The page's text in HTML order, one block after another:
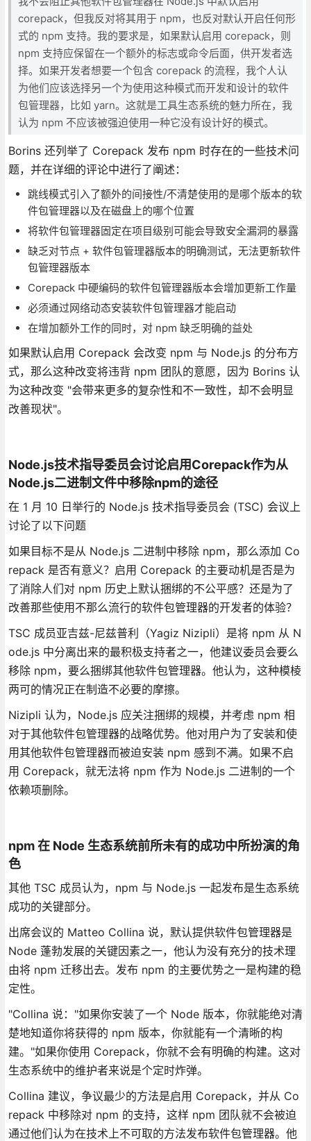
corepack，但我反对将其用于 npm，也反对默认开启任何形
式的 npm 支持。我的要求是，如果默认启用 corepack，则
npm 支持应保留在一个额外的标志或命令后面，供开发者选
择。如果开发者想要一个包含 corepack 的流程，我个人认
为他们应该选择另一个为使用这种模式而开发和设计的软件
包管理器，比如 yarn。这就是工具生态系统的魅力所在，我
认为 npm 不应该被强迫使用一种它没有设计好的模式。
Borins 还列举了 Corepack 发布 npm 时存在的一些技术问
题，并在详细的评论中进行了阐述：
跳线模式引入了额外的间接性/不清楚使用的是哪个版本的软
件包管理器以及在磁盘上的哪个位置
将软件包管理器固定在项目级别可能会导致安全漏洞的暴露
缺乏对节点 + 软件包管理器版本的明确测试，无法更新软件
包管理器版本
Corepack 中硬编码的软件包管理器版本会增加更新工作量
必须通过网络动态安装软件包管理器才能启动
在增加额外工作的同时，对 npm 缺乏明确的益处
如果默认启用 Corepack 会改变 npm 与 Node.js 的分布方
式，那么这种改变将违背 npm 团队的意愿，因为 Borins 认
为这种改变 "会带来更多的复杂性和不一致性，却不会明显
改善现状"。
Node.js技术指导委员会讨论启用Corepack作为从
Node.js二进制文件中移除npm的途径
在 1 月 10 日举行的 Node.js 技术指导委员会 (TSC) 会议上
讨论了以下问题
如果目标不是从 Node.js 二进制中移除 npm，那么添加 Co
repack 是否有意义？启用 Corepack 的主要动机是否是为
了消除人们对 npm 历史上默认捆绑的不公平感？还是为了
改善那些使用不那么流行的软件包管理器的开发者的体验？
TSC 成员亚吉兹-尼兹普利（Yagiz Nizipli）是将 npm 从 N
ode.js 中分离出来的最积极支持者之一，他建议委员会要么
移除 npm，要么捆绑其他软件包管理器。他认为，这种模棱
两可的情况正在制造不必要的摩擦。
Nizipli 认为，Node.js 应关注捆绑的规模，并考虑 npm 相
对于其他软件包管理器的战略优势。他对用户为了安装和使
用其他软件包管理器而被迫安装 npm 感到不满。如果不启
用 Corepack，就无法将 npm 作为 Node.js 二进制的一个
依赖项删除。
npm 在 Node 生态系统前所未有的成功中所扮演的角
色
其他 TSC 成员认为，npm 与 Node.js 一起发布是生态系统
成功的关键部分。
出席会议的 Matteo Collina 说，默认提供软件包管理器是
Node 蓬勃发展的关键因素之一，他认为没有充分的技术理
由将 npm 迁移出去。发布 npm 的主要优势之一是构建的稳
定性。
"Collina 说："如果你安装了一个 Node 版本，你就能绝对清
楚地知道你将获得的 npm 版本，你就能有一个清晰的构
建。"如果你使用 Corepack，你就不会有明确的构建。这对
生态系统中的维护者来说是个定时炸弹。
Collina 建议，争议最少的方法是启用 Corepack，并从 Co
repack 中移除对 npm 的支持，这样 npm 团队就不会被迫
通过他们认为在技术上不可取的方法发布软件包管理器。他